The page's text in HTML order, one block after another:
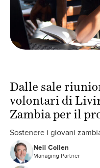
Dalle sale
volontari di
Zambia per il
Sostenere i giovani
Neil Collen
Managing Partner